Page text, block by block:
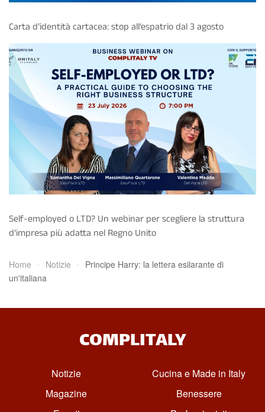
Carta d’identità cartacea: stop all’espatrio dal 3 agosto
Self-employed o LTD? Un webinar per scegliere la struttura
d’impresa più adatta nel Regno Unito
Home Notizie
Principe Harry: la lettera esilarante di
un'italiana
COMPLITALY
Notizie
Magazine
Cucina e Made in Italy
Benessere